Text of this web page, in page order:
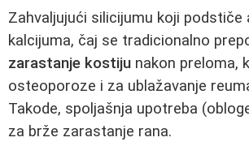
Zahvaljujući silicijumu koji podstiče
kalcijuma, čaj se tradicionalno
zarastanje kostiju nakon preloma,
osteoporoze i za ublažavanje
Takode, spoljašnja upotreba
za brže zarastanje rana.